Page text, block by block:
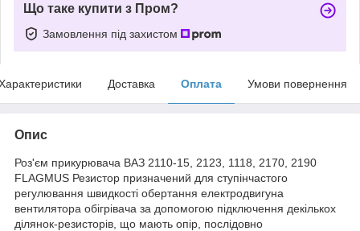
Що таке купити з Пром?
Замовлення під захистом
Доставка Оплата Умови повернення
Опис
Роз'єм прикурювача ВАЗ 2110-15, 2123, 1118, 2170, 2190
FLAGMUS Резистор призначений для ступінчастого
регулювання швидкості обертання електродвигуна
вентилятора обігрівача за допомогою підключення декількох
ділянок-резисторів, що мають опір, послідовно